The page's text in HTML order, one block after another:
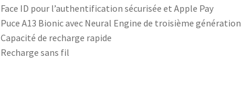
Face ID pour l’authentification sécurisée et Apple Pay
Puce A13 Bionic avec Neural Engine de troisième génération
Capacité de recharge rapide
Recharge sans fil